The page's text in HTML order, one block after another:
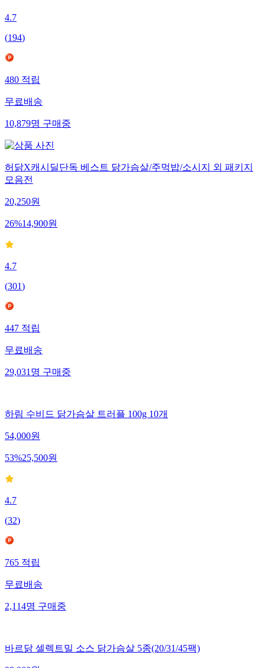
4.7
(194)
480 적립
무료배송
10,879명 구매중
허닭X캐시딜단독 베스트 닭가슴살/주먹밥/소시지 외 패키지
모음전
20,250원
26%14,900원
4.7
(301)
447 적립
무료배송
29,031 명 구매중
하림 수비드 닭가슴살 트러플 100g 10개
54,000원
53%25,500원
4.7
(32)
765적립
무료배송
2,114명구매중
바르닭 셀렉트밀 소스 닭가슴살 5종(20/31/45팩)